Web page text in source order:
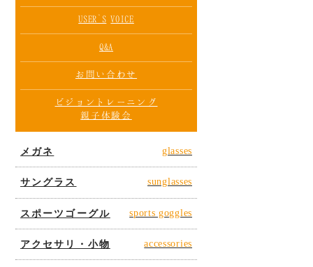
USER`S VOICE
Q&A
お問い合わせ
ビジョントレーニング
親子体験会
メガネ glasses
サングラス sunglasses
スポーツゴーグル sports goggles
アクセサリ・小物 accessories